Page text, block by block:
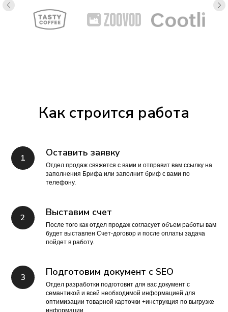
Как строится работа
Оставить заявку
Отдел продаж свяжется с вами и отправит вам ссылку на
заполнения Брифа или заполнит бриф с вами по
телефону.
Выставим счет
После того как отдел продаж согласует объем работы вам
будет выставлен Счет-договор и после оплаты задача
пойдет в работу.
Подготовим документ с SEO
Отдел разработки подготовит для вас документ с
семантикой и всей необходимой информацией для
оптимизации товарной карточки +инструкция по выгрузке
информации.